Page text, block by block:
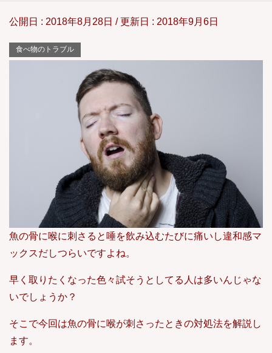
公開日 : 2018年8月28日 / 更新日 : 2018年9月6日
食べ物のトラブル
魚の骨に喉に刺さると唾を飲み込むたびに痛いし違和感マ
ックスだしつらいですよね。
早く取りたくなった色々試そうとしてる人は多いんじゃな
いでしょうか？
そこで今回は魚の骨に喉が刺さったときの対処法を解説し
ます。